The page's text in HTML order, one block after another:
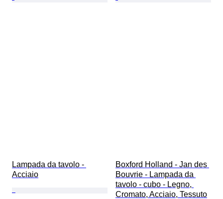
Lampada da tavolo -
Acciaio
Boxford Holland - Jan des
Bouvrie - Lampada da
tavolo - cubo - Legno,
Cromato, Acciaio, Tessuto